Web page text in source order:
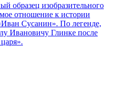
образец изобразительного
отношение к истории
Сусанин». По легенде,
Ивановичу Глинке после